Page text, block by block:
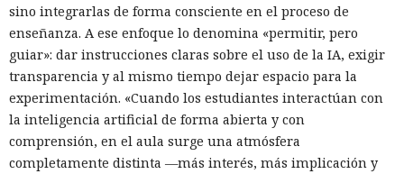
sino integrarlas de forma consciente en el proceso de
enseñanza. A ese enfoque lo denomina «permitir, pero
guiar»: dar instrucciones claras sobre el uso de la IA, exigir
transparencia y al mismo tiempo dejar espacio para la
experimentación. «Cuando los estudiantes interactúan con
la inteligencia artificial de forma abierta y con
comprensión, en el aula surge una atmósfera
completamente distinta —más interés, más implicación y